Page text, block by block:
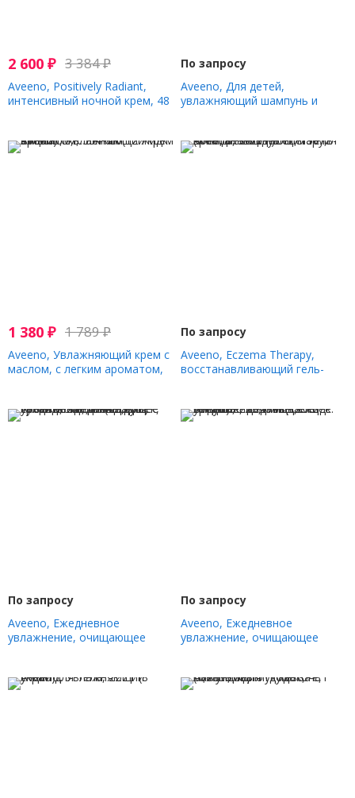
2 600 ₽ 3 384₽
Aveeno, Positively Radiant,
интенсивный ночной крем, 48
По запросу
Aveeno, Для детей,
увлажняющий шампунь и
жидк. Унций)
1 380 ₽ 1 789₽
Aveeno, Увлажняющий крем с
маслом, с легким ароматом,
По запросу
Aveeno, Eczema Therapy,
восстанавливающий гель-
По запросу
Aveeno, Ежедневное
увлажнение, очищающее
Унций (473 мл)
По запросу
Aveeno, Ежедневное
увлажнение, очищающее
Унций)